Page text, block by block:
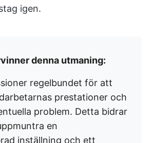
igen.
denna utmaning:
regelbundet för att
prestationer och
problem. Detta bidrar
en
inställning och ett